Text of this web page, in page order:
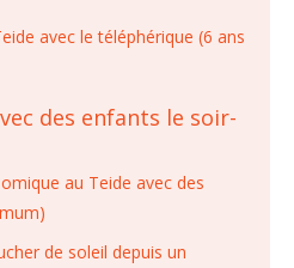
avec le téléphérique (6 ans
des enfants le soir-
au Teide avec des
de soleil depuis un